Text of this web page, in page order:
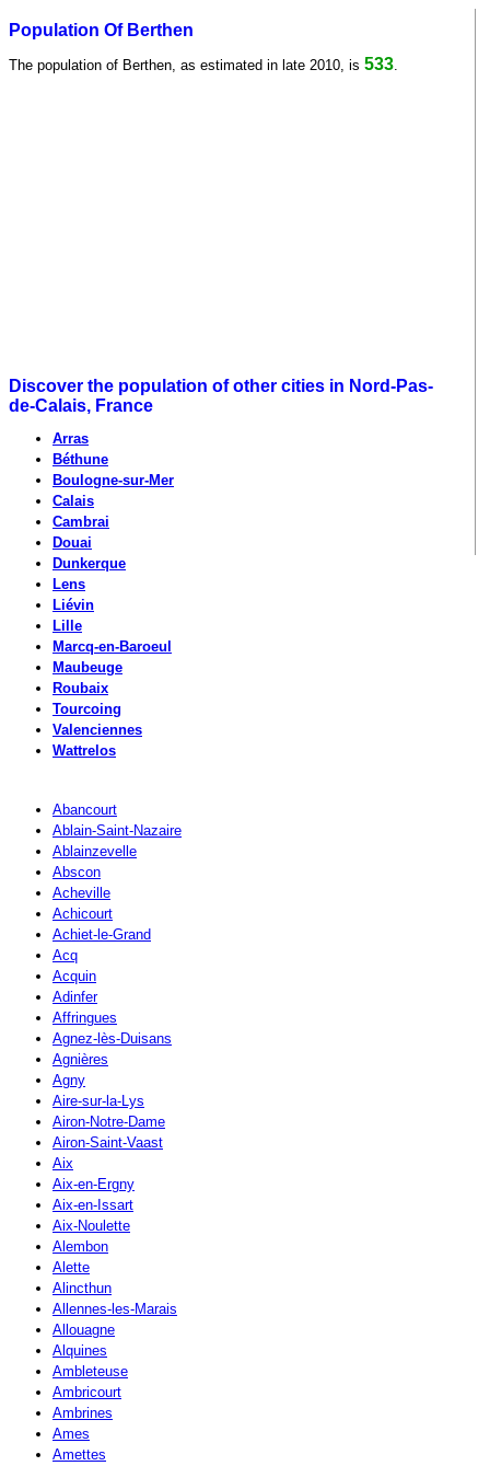
Population Of Berthen
The population of Berthen, as estimated in late 2010, is 533
Discover the population of other cities in Nord-Pas-
de-Calais, France
Arras
Béthune
Boulogne-sur-Mer
Calais
Cambrai
Douai
Dunkerque
Lens
Liévin
Lille
Marcq-en-Baroeul
Maubeuge
Roubaix
Tourcoing
Valenciennes
Wattrelos
Abancourt
Ablain-Saint-Nazaire
Ablainzevelle
Abscon
Acheville
Achicourt
Achiet-le-Grand
Acq
Acquin
Adinfer
Affringues
Agnez-lès-Duisans
Agnières
Agny
Aire-sur-la-Lys
Airon-Notre-Dame
Airon-Saint-Vaast
Aix
Aix-en-Ergny
Aix-en-Issart
Aix-Noulette
Alembon
Alette
Alincthun
Allennes-les-Marais
Allouagne
Alquines
Ambleteuse
Ambricourt
Ambrines
Ames
Amettes